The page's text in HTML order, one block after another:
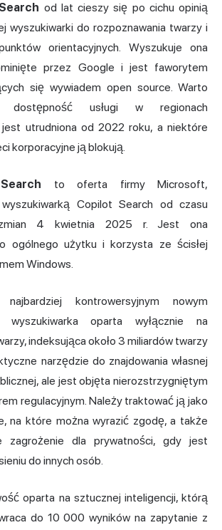
od lat cieszy się po cichu opinią
wyszukiwarki do rozpoznawania twarzy i
orientacyjnych. Wyszukuje ona
przez Google i jest faworytem
się wywiadem open source. Warto
dostępność usługi w regionach
utrudniona od 2022 roku, a niektóre
korporacyjne ją blokują.
to oferta firmy Microsoft,
Copilot Search od czasu
zmian 4 kwietnia 2025 r. Jest ona
ogólnego użytku i korzysta ze ścisłej
Windows.
kontrowersyjnym nowym
wyszukiwarka oparta wyłącznie na
indeksująca około 3 miliardów twarzy
narzędzie do znajdowania własnej
ale jest objęta nierozstrzygniętym
regulacyjnym. Należy traktować ją jako
na które można wyrazić zgodę, a także
zagrożenie dla prywatności, gdy jest
do innych osób.
oparta na sztucznej inteligencji, którą
do 10 000 wyników na zapytanie z